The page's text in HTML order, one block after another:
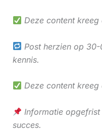
Deze content
Post herzien op
kennis.
Deze content
Informatie
succes.